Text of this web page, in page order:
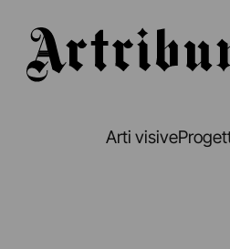
Arti visive